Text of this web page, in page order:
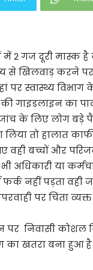
2 गज दूरी मास्क है
से खिलवाड़ करने
स्वास्थ्य विभाग
गाइडलाइन का
के लिए लोग
लिया तो हालात
बच्चों और
अधिकारी या
नहीं पड़ता वही
पर चिंता
पर निवासी
खतरा बना हुआ है